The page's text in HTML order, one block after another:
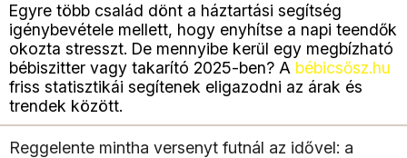
Egyre több család dönt a háztartási segítség
igénybevétele mellett, hogy enyhítse a napi teendők
okozta stresszt. De mennyibe kerül egy megbízható
bébiszitter vagy takarító 2025-ben? A bébicsősz.hu
friss statisztikái segítenek eligazodni az árak és
trendek között.
Reggelente mintha versenyt futnál az idővel: a